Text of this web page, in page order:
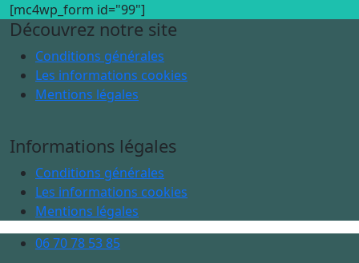
[mc4wp_form id="99"]
Découvrez notre site
Conditions générales
Les informations cookies
Mentions légales
Informations légales
Conditions générales
Les informations cookies
Mentions légales
06 70 78 53 85